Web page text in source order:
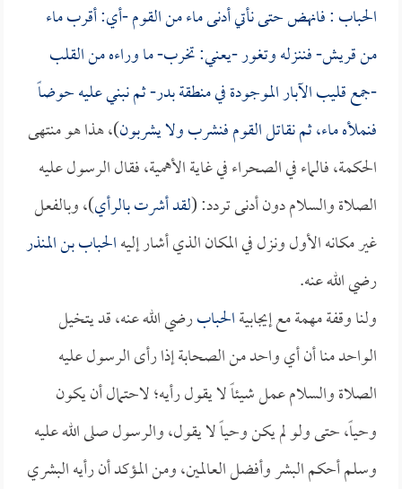
الحباب: فانهض حتى نأتي أدنى ماء من القوم -أي: أقرب ماء
من قريش- فننزله وتغور -يعني: تخرب- ما وراءه من القلب
-جمع قليب الآبار الموجودة في منطقة بدر- ثم نبني عليه حوضاً
فنملأه ماء، ثم نقاتل القوم فنشرب ولا يشربون)، هذا هو منتهى
الحكمة، فالماء في الصحراء في غاية الأهمية، فقال الرسول عليه
الصلاة والسلام دون أدنى تردد: (لقد أشرت بالرأي)، وبالفعل
غير مكانه الأول ونزل في المكان الذي أشار إليهالحباب بن المنذر
رضي الله عنه.
ولنا وقفة مهمة مع إيجابيةالحبابرضي الله عنه، قد يتخيل
الواحد منا أن أي واحد من الصحابة إذا رأى الرسول عليه
الصلاة والسلام عمل شيئاً لا يقول رأيه؛ لاحتمال أن يكون
وحياً، حتى ولو لم يكن وحياً لا يقول، والرسول صلى الله عليه
وسلم أحكم البشر وأفضل العالمين، ومن المؤكد أن رأيه البشري